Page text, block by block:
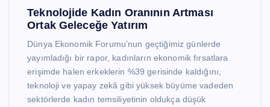
Teknolojide Kadın Oranının Artması
Ortak Geleceğe Yatırım
Dünya Ekonomik Forumu’nun geçtiğimiz günlerde
yayımladığı bir rapor, kadınların ekonomik fırsatlara
erişimde halen erkeklerin %39 gerisinde kaldığını,
teknoloji ve yapay zekâ gibi yüksek büyüme vadeden
sektörlerde kadın temsiliyetinin oldukça düşük